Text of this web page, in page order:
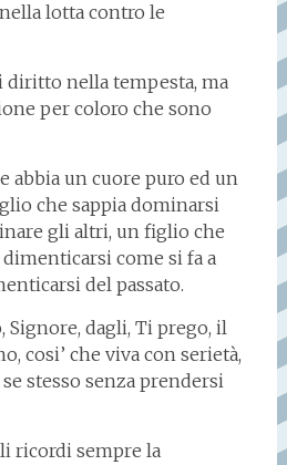
lotta contro le
diritto nella tempesta, ma
per coloro che sono
abbia un cuore puro ed un
che sappia dominarsi
gli altri, un figlio che
come si fa a
del passato.
Signore, dagli, Ti prego, il
cosi’ che viva con serietà,
stesso senza prendersi
ricordi sempre la